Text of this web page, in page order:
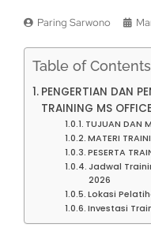
Paring Sarwono
Table of Contents
PENGERTIAN DAN
TRAINING MS
TUJUAN DAN
MATERI
PESERTA
Jadwal
2026
Lokasi
Investasi